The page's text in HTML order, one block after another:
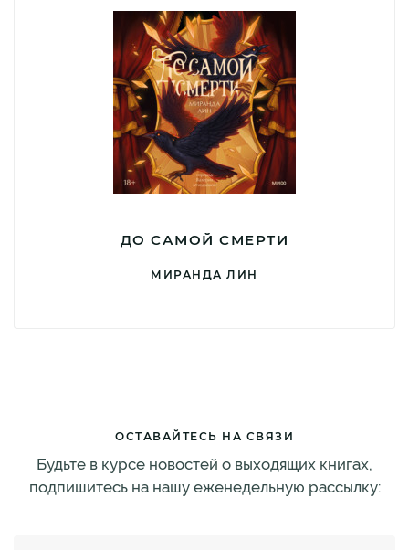
ДО САМОЙ СМЕРТИ
МИРАНДА ЛИН
ОСТАВАЙТЕСЬ НА СВЯЗИ
Будьте в курсе новостей о выходящих книгах,
подпишитесь на нашу еженедельную рассылку: